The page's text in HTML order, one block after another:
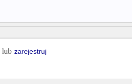
lub zarejestruj